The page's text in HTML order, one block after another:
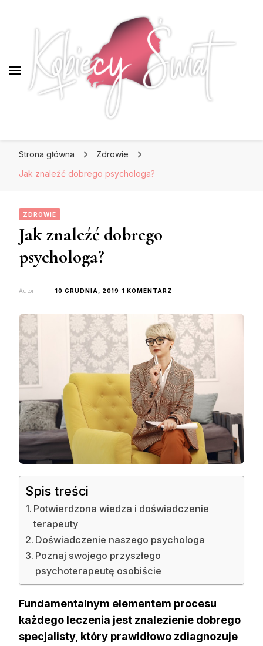
KobiecySwiat.pl
Prawdziwa strona dla Pań, które lubią być na
czasie z modą i najnowszymi trendami.
Strona główna
Zdrowie
Jak znaleźć dobrego psychologa?
ZDROWIE
Jak znaleźć dobrego
psychologa?
Autor: 10 GRUDNIA, 2019 1 KOMENTARZ
DOBREGO
PSYCHOLOGA?
Spis treści
Potwierdzona wiedza i doświadczenie
terapeuty
Doświadczenie naszego psychologa
Poznaj swojego przyszłego
psychoterapeutę osobiście
Fundamentalnym elementem procesu
każdego leczenia jest znalezienie dobrego
specjalisty, który prawidłowo zdiagnozuje